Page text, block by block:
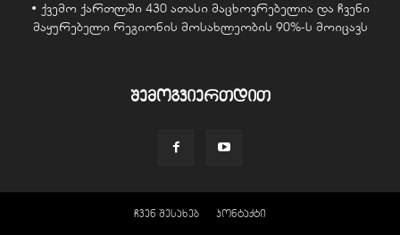
• ქვემო ქართლში 430 ათასი მაცხოვრებელია და ჩვენი
მაყურებელი რეგიონის მოსახლეობის 90%-ს მოიცავს
შემოგვიერთდით
ჩვენ შესახებ კონტაქტი